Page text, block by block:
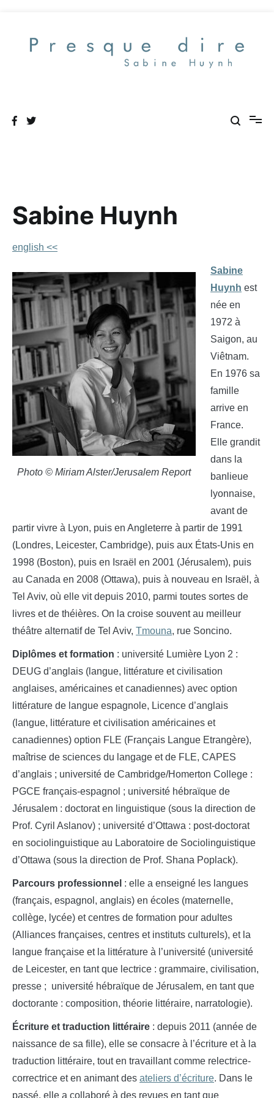
contenu
Sabine Huynh
english <<
Photo © Miriam Alster/Jerusalem Report
Sabine
Huynh est
née en
1972 à
Saigon, au
Viêtnam.
En 1976 sa
famille
arrive en
France.
Elle grandit
dans la
banlieue
lyonnaise,
avant de
partir vivre à Lyon, puis en Angleterre à partir de 1991
(Londres, Leicester, Cambridge), puis aux États-Unis en
1998 (Boston), puis en Israël en 2001 (Jérusalem), puis
au Canada en 2008 (Ottawa), puis à nouveau en Israël, à
Tel Aviv, où elle vit depuis 2010, parmi toutes sortes de
livres et de théières. On la croise souvent au meilleur
théâtre alternatif de Tel Aviv, Tmouna, rue Soncino.
Diplômes et formation : université Lumière Lyon 2 :
DEUG d’anglais (langue, littérature et civilisation
anglaises, américaines et canadiennes) avec option
littérature de langue espagnole, Licence d’anglais
(langue, littérature et civilisation américaines et
canadiennes) option FLE (Français Langue Etrangère),
maîtrise de sciences du langage et de FLE, CAPES
d’anglais ; université de Cambridge/Homerton College :
PGCE français-espagnol ; université hébraïque de
Jérusalem : doctorat en linguistique (sous la direction de
Prof. Cyril Aslanov) ; université d’Ottawa : post-doctorat
en sociolinguistique au Laboratoire de Sociolinguistique
d’Ottawa (sous la direction de Prof. Shana Poplack).
Parcours professionnel : elle a enseigné les langues
(français, espagnol, anglais) en écoles (maternelle,
collège, lycée) et centres de formation pour adultes
(Alliances françaises, centres et instituts culturels), et la
langue française et la littérature à l’université (université
de Leicester, en tant que lectrice : grammaire, civilisation,
presse ; université hébraïque de Jérusalem, en tant que
doctorante : composition, théorie littéraire, narratologie).
Écriture et traduction littéraire : depuis 2011 (année de
naissance de sa fille), elle se consacre à l’écriture et à la
traduction littéraire, tout en travaillant comme relectrice-
correctrice et en animant des ateliers d’écriture. Dans le
passé, elle a collaboré à des revues en tant que